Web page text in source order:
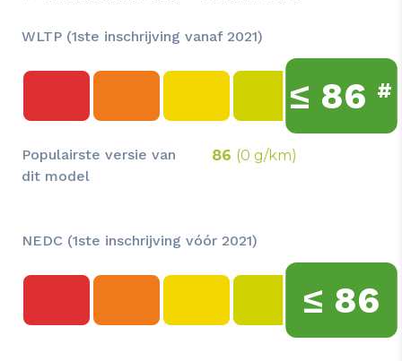
WLTP (1ste inschrijving vanaf 2021)
≤ 86 #
Populairste versie van
dit model
86 (0 g/km)
NEDC (1ste inschrijving vóór 2021)
≤ 86